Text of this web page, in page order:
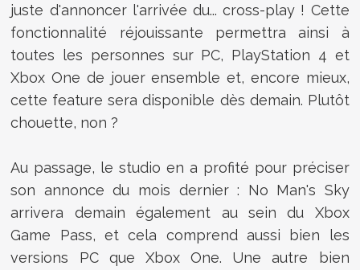
juste d'annoncer l'arrivée du... cross-play ! Cette
fonctionnalité réjouissante permettra ainsi à
toutes les personnes sur PC, PlayStation 4 et
Xbox One de jouer ensemble et, encore mieux,
cette feature sera disponible dès demain. Plutôt
chouette, non ?
Au passage, le studio en a profité pour préciser
son annonce du mois dernier : No Man's Sky
arrivera demain également au sein du Xbox
Game Pass, et cela comprend aussi bien les
versions PC que Xbox One. Une autre bien